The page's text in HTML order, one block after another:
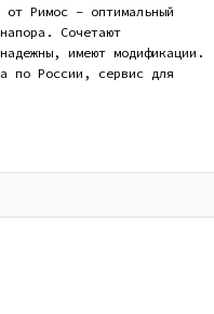
Римос – оптимальный
Сочетают
имеют модификации.
по России, сервис для